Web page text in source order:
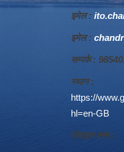
इमेल :
इमेल :
सम्पर्क :
स्थान :
https://
hl=en-GB
माेवाइल एप्स